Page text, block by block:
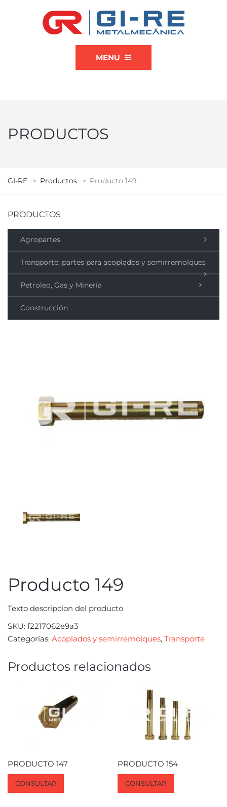
MENU
PRODUCTOS
GI-RE > Productos > Producto 149
PRODUCTOS
Agropartes
Transporte: partes para acoplados y semirremolques
Petroleo, Gas y Minería
Construcción
Producto 149
Texto descripcion del producto
SKU: f2217062e9a3
Categorías: Acoplados y semirremolques, Transporte
Productos relacionados
PRODUCTO 147
CONSULTAR
PRODUCTO 154
CONSULTAR